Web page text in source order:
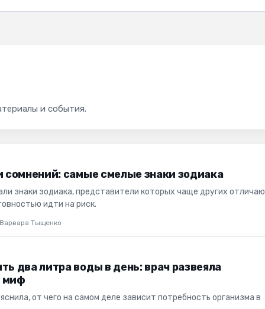
и события.
сомнений: самые смелые знаки зодиака
знаки зодиака, представители которых чаще других
идти на риск.
Варвара Тыщенко
два литра воды в день: врач развеяла
миф
от чего на самом деле зависит потребность организма в